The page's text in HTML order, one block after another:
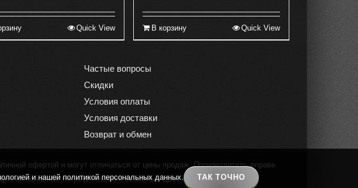
Quick View В корзину Quick View
Частые вопросы
Скидки
Условия оплаты
Условия доставки
Возврат и обмен
офертой и могут отличаться от цены продаж. Производитель вправе
на основные потребительские свойства. Цвет продукции на экране
и нашей политикой персональных данных. ТАК ТОЧНО